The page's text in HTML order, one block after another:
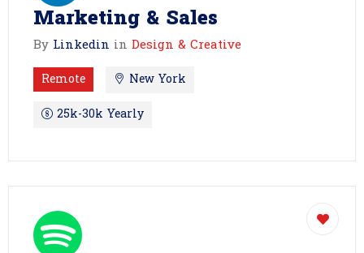
Marketing & Sales
By Linkedin in Design & Creative
Remote
New York
25k-30k Yearly